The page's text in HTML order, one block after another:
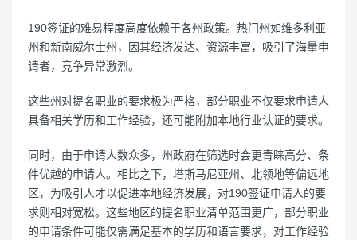
190签证的难易程度高度依赖于各州政策。热门州如维多利亚
州和新南威尔士州，因其经济发达、资源丰富，吸引了海量申
请者，竞争异常激烈。
这些州对提名职业的要求极为严格，部分职业不仅要求申请人
具备相关学历和工作经验，还可能附加本地行业认证的要求。
同时，由于申请人数众多，州政府在筛选时会更青睐高分、条
件优越的申请人。相比之下，塔斯马尼亚州、北领地等偏远地
区，为吸引人才以促进本地经济发展，对190签证申请人的要
求则相对宽松。这些地区的提名职业清单范围更广，部分职业
的申请条件可能仅需满足基本的学历和语言要求，对工作经验